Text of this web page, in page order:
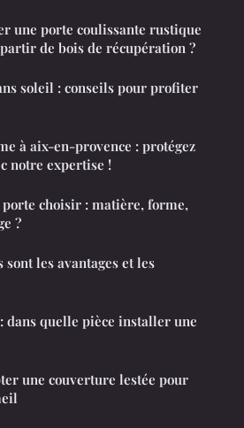
une porte coulissante rustique
de bois de récupération ?
soleil : conseils pour profiter
à aix-en-provence : protégez
notre expertise !
choisir : matière, forme,
?
les avantages et les
dans quelle pièce installer une
une couverture lestée pour